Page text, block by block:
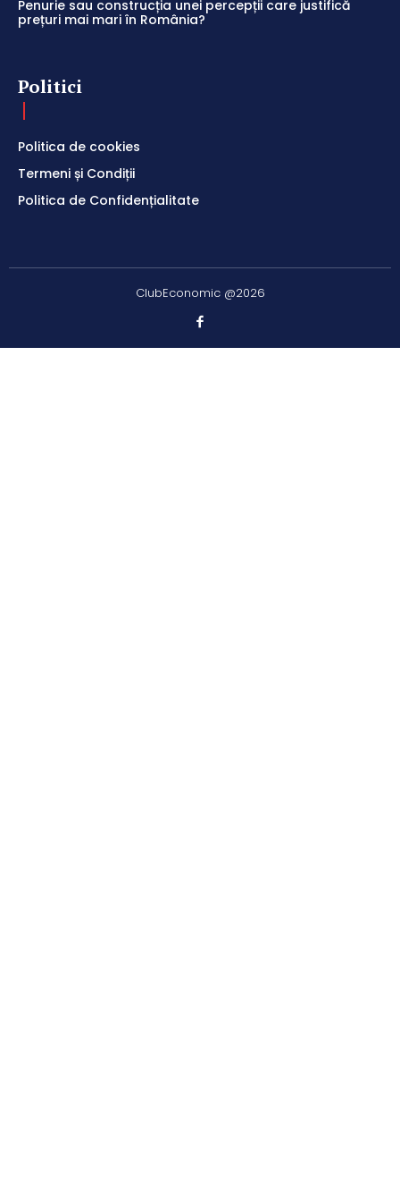
Penurie sau construcția unei percepții care justifică
prețuri mai mari în România?
Politici
Politica de cookies
Termeni și Condiții
Politica de Confidențialitate
ClubEconomic @2026